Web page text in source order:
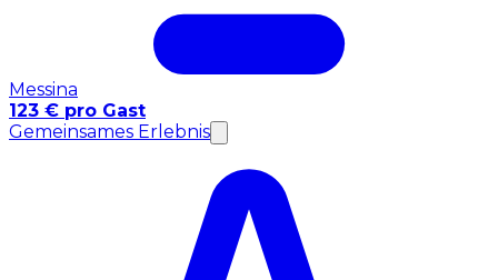
Messina
123 € pro Gast
Gemeinsames Erlebnis